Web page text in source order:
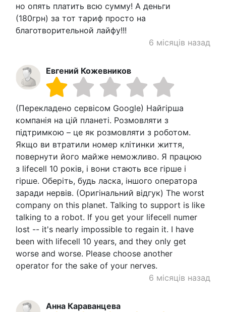
но опять платить всю сумму! А деньги
(180грн) за тот тариф просто на
благотворительной лайфу!!!
6 місяців назад
Евгений Кожевников
(Перекладено сервісом Google) Найгірша
компанія на цій планеті. Розмовляти з
підтримкою – це як розмовляти з роботом.
Якщо ви втратили номер клітинки життя,
повернути його майже неможливо. Я працюю
з lifecell 10 років, і вони стають все гірше і
гірше. Оберіть, будь ласка, іншого оператора
заради нервів. (Оригінальний відгук) The worst
company on this planet. Talking to support is like
talking to a robot. If you get your lifecell numer
lost -- it's nearly impossible to regain it. I have
been with lifecell 10 years, and they only get
worse and worse. Please choose another
operator for the sake of your nerves.
6 місяців назад
Анна Караванцева